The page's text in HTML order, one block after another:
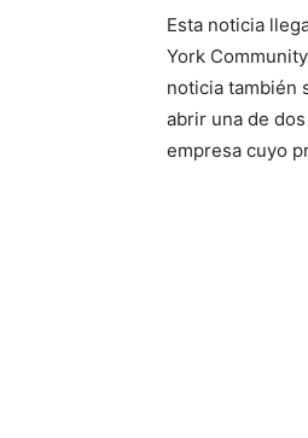
Esta noticia
York
noticia también
abrir una de
empresa cuyo